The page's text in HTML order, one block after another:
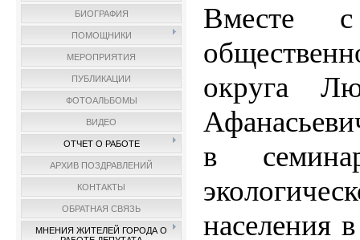
БИОГРАФИЯ
ПОМОЩНИКИ
МЕРОПРИЯТИЯ
ПУБЛИКАЦИИ
ФОТОАЛЬБОМЫ
ВИДЕО
ОТЧЕТ О РАБОТЕ
АРХИВ ПОЗДРАВЛЕНИЙ
КОНТАКТЫ
ОБРАТНАЯ СВЯЗЬ
МНЕНИЯ ЖИТЕЛЕЙ ГОРОДА О
Вместе
округа
в
населения